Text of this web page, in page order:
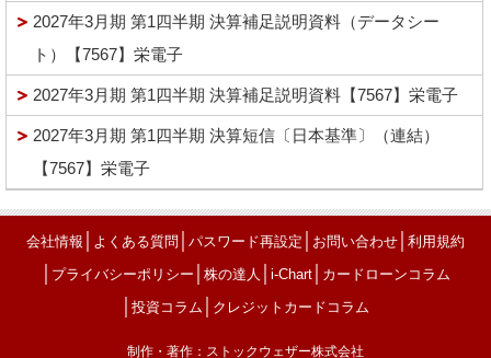
2027年3月期 第1四半期 決算補足説明資料（データシー
ト）【7567】栄電子
2027年3月期 第1四半期 決算補足説明資料【7567】栄電子
2027年3月期 第1四半期 決算短信〔日本基準〕（連結）
【7567】栄電子
会社情報 よくある質問 パスワード再設定 お問い合わせ 利用規約
プライバシーポリシー 株の達人 i-Chart│ カードローンコラム
投資コラム クレジットカードコラム
制作・著作：ストックウェザー株式会社